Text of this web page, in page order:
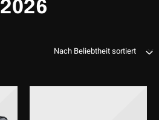
2026